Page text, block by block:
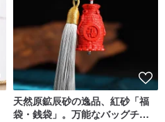
天然原鉱辰砂の逸品、紅砂「福
袋・銭袋」。万能なバッグチャ